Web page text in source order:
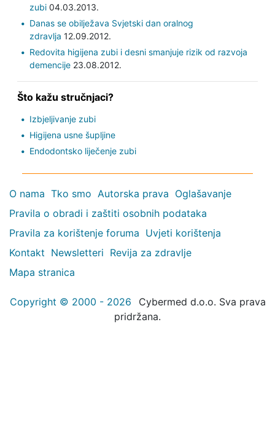
zubi04.03.2013.
Danas se obilježava Svjetski dan oralnog
zdravlja 12.09.2012.
Redovita higijena zubi i desni smanjuje rizik od razvoja
demencije23.08.2012.
Što kažu stručnjaci?
Izbjeljivanje zubi
Higijena usne šupljine
Endodontsko liječenje zubi
O nama Tko smo Autorska prava Oglašavanje
Pravila o obradi i zaštiti osobnih podataka
Pravila za korištenje foruma Uvjeti korištenja
Kontakt Newsletteri Revija za zdravlje
Mapa stranica
Copyright © 2000 - 2026
Cybermed d.o.o. Sva prava
pridržana.